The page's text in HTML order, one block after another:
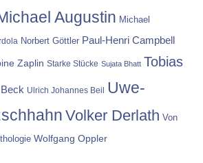
Augustin Michael
Norbert Göttler Paul-Henri Campbell
Zaplin Starke Stücke Sujata Bhatt Tobias
Ulrich Johannes Beil
Uwe-
Volker Derlath Von
Wolfgang Oppler